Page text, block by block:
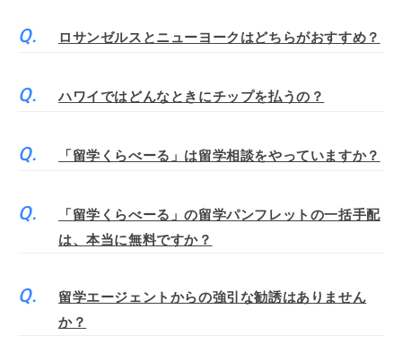
ロサンゼルスとニューヨークはどちらがおすすめ？
ハワイではどんなときにチップを払うの？
「留学くらべーる」は留学相談をやっていますか？
「留学くらべーる」の留学パンフレットの一括手配
は、本当に無料ですか？
留学エージェントからの強引な勧誘はありません
か？